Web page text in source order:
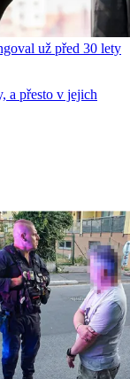
už před 30 lety
a přesto v jejich